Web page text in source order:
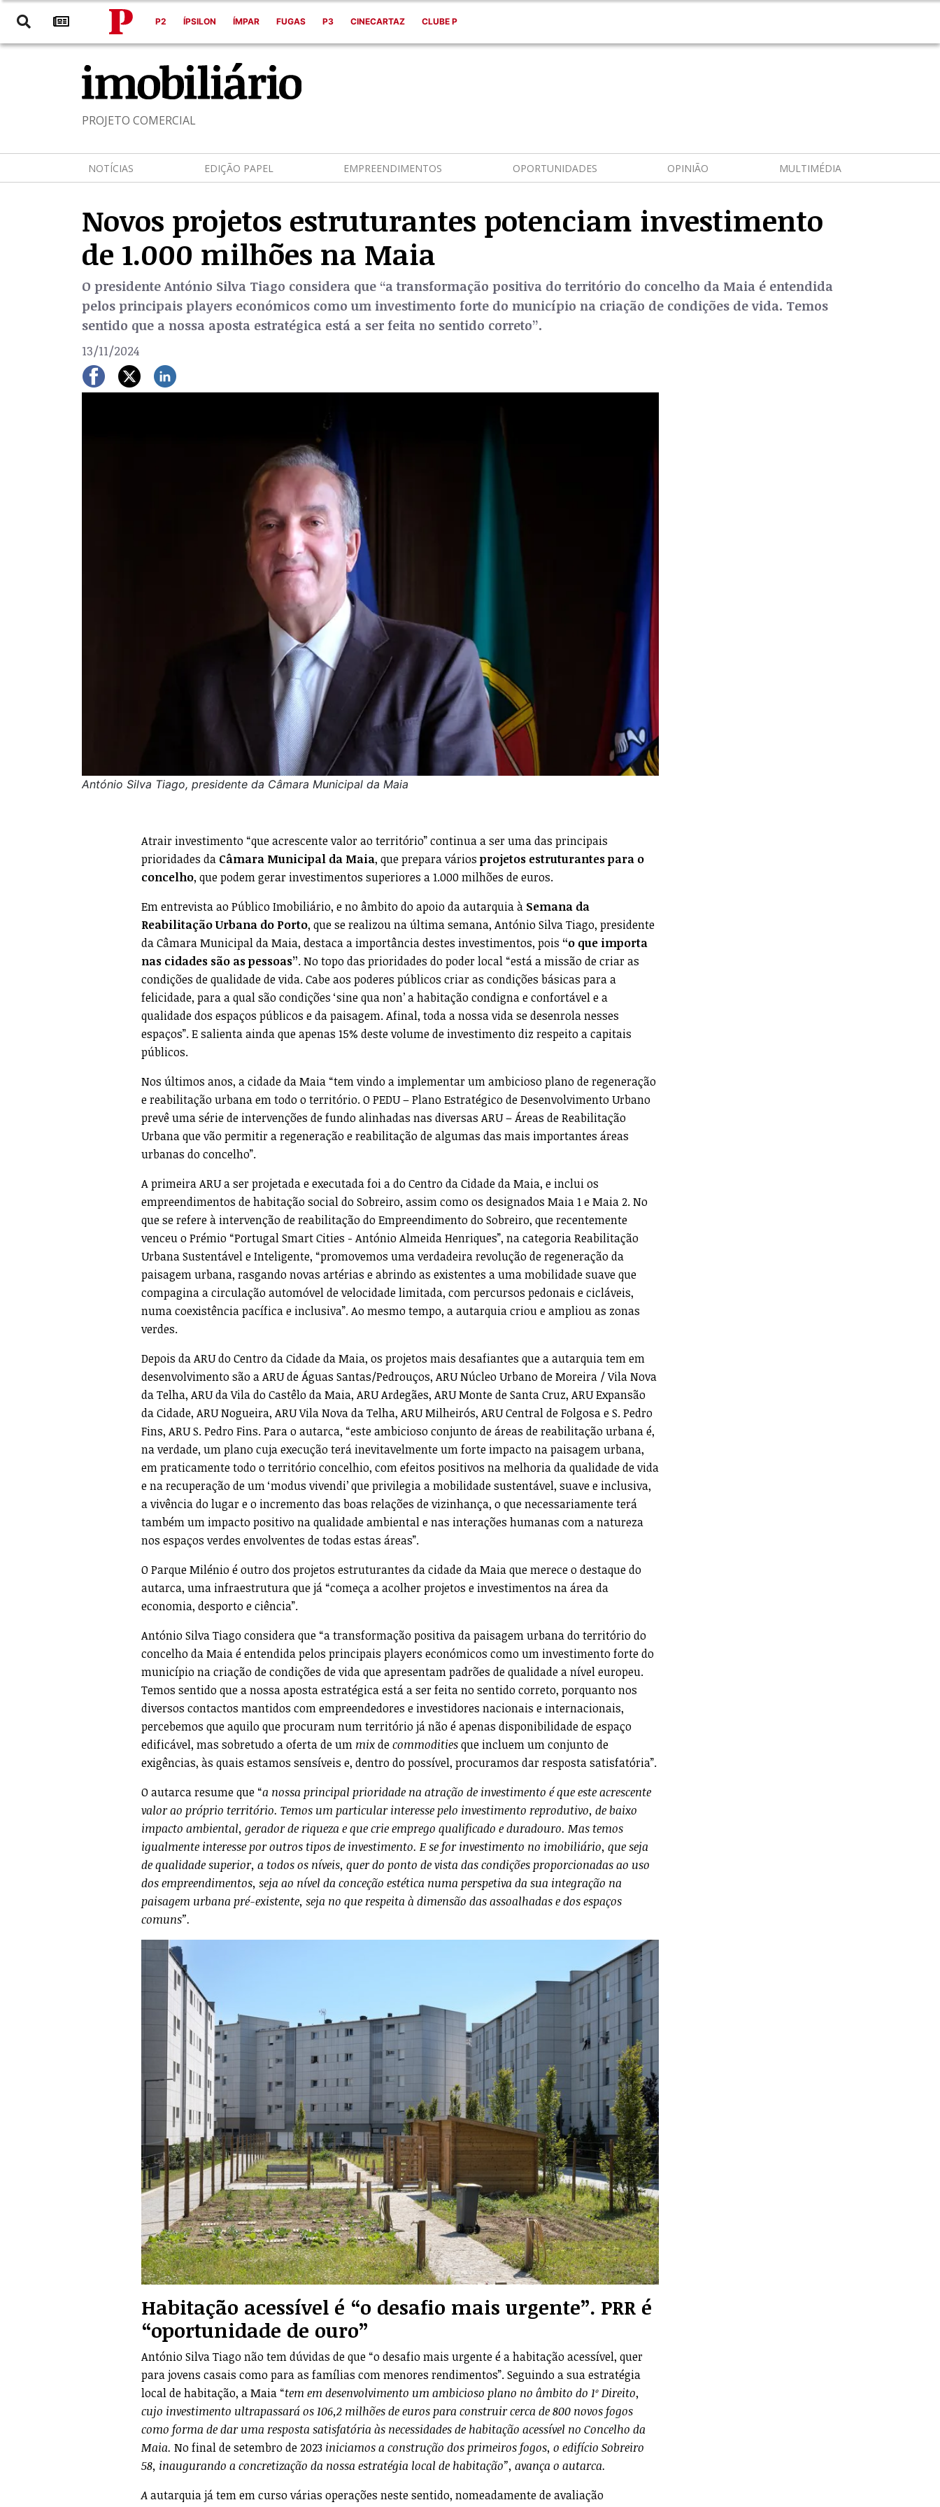
P2 ÍPSILON ÍMPAR FUGAS P3 CINECARTAZ CLUBE P
PROJETO COMERCIAL
NOTÍCIAS EDIÇÃO PAPEL EMPREENDIMENTOS OPORTUNIDADES OPINIÃO MULTIMÉDIA
Novos projetos estruturantes potenciam investimento
de 1.000 milhões na Maia
O presidente António Silva Tiago considera que “a transformação positiva do território do concelho da Maia é entendida
pelos principais players económicos como um investimento forte do município na criação de condições de vida. Temos
sentido que a nossa aposta estratégica está a ser feita no sentido correto”.
13/11/2024
António Silva Tiago, presidente da Câmara Municipal da Maia
Atrair investimento “que acrescente valor ao território” continua a ser uma das principais
prioridades da Câmara Municipal da Maia, que prepara vários projetos estruturantes para o
concelho, que podem gerar investimentos superiores a 1.000 milhões de euros.
Em entrevista ao Público Imobiliário, e no âmbito do apoio da autarquia à Semana da
Reabilitação Urbana do Porto, que se realizou na última semana, António Silva Tiago, presidente
da Câmara Municipal da Maia, destaca a importância destes investimentos, pois “o que importa
nas cidades são as pessoas”. No topo das prioridades do poder local “está a missão de criar as
condições de qualidade de vida. Cabe aos poderes públicos criar as condições básicas para a
felicidade, para a qual são condições ‘sine qua non’ a habitação condigna e confortável e a
qualidade dos espaços públicos e da paisagem. Afinal, toda a nossa vida se desenrola nesses
espaços”. E salienta ainda que apenas 15% deste volume de investimento diz respeito a capitais
públicos.
Nos últimos anos, a cidade da Maia “tem vindo a implementar um ambicioso plano de regeneração
e reabilitação urbana em todo o território. O PEDU – Plano Estratégico de Desenvolvimento Urbano
prevê uma série de intervenções de fundo alinhadas nas diversas ARU – Áreas de Reabilitação
Urbana que vão permitir a regeneração e reabilitação de algumas das mais importantes áreas
urbanas do concelho”.
A primeira ARU a ser projetada e executada foi a do Centro da Cidade da Maia, e inclui os
empreendimentos de habitação social do Sobreiro, assim como os designados Maia 1 e Maia 2. No
que se refere à intervenção de reabilitação do Empreendimento do Sobreiro, que recentemente
venceu o Prémio “Portugal Smart Cities - António Almeida Henriques”, na categoria Reabilitação
Urbana Sustentável e Inteligente, “promovemos uma verdadeira revolução de regeneração da
paisagem urbana, rasgando novas artérias e abrindo as existentes a uma mobilidade suave que
compagina a circulação automóvel de velocidade limitada, com percursos pedonais e cicláveis,
numa coexistência pacífica e inclusiva”. Ao mesmo tempo, a autarquia criou e ampliou as zonas
verdes.
Depois da ARU do Centro da Cidade da Maia, os projetos mais desafiantes que a autarquia tem em
desenvolvimento são a ARU de Águas Santas/Pedrouços, ARU Núcleo Urbano de Moreira / Vila Nova
da Telha, ARU da Vila do Castêlo da Maia, ARU Ardegães, ARU Monte de Santa Cruz, ARU Expansão
da Cidade, ARU Nogueira, ARU Vila Nova da Telha, ARU Milheirós, ARU Central de Folgosa e S. Pedro
Fins, ARU S. Pedro Fins. Para o autarca, “este ambicioso conjunto de áreas de reabilitação urbana é,
na verdade, um plano cuja execução terá inevitavelmente um forte impacto na paisagem urbana,
em praticamente todo o território concelhio, com efeitos positivos na melhoria da qualidade de vida
e na recuperação de um ‘modus vivendi’ que privilegia a mobilidade sustentável, suave e inclusiva,
a vivência do lugar e o incremento das boas relações de vizinhança, o que necessariamente terá
também um impacto positivo na qualidade ambiental e nas interações humanas com a natureza
nos espaços verdes envolventes de todas estas áreas”.
O Parque Milénio é outro dos projetos estruturantes da cidade da Maia que merece o destaque do
autarca, uma infraestrutura que já “começa a acolher projetos e investimentos na área da
economia, desporto e ciência”.
António Silva Tiago considera que “a transformação positiva da paisagem urbana do território do
concelho da Maia é entendida pelos principais players económicos como um investimento forte do
município na criação de condições de vida que apresentam padrões de qualidade a nível europeu.
Temos sentido que a nossa aposta estratégica está a ser feita no sentido correto, porquanto nos
diversos contactos mantidos com empreendedores e investidores nacionais e internacionais,
percebemos que aquilo que procuram num território já não é apenas disponibilidade de espaço
edificável, mas sobretudo a oferta de um mixdecommoditiesque incluem um conjunto de
exigências, às quais estamos sensíveis e, dentro do possível, procuramos dar resposta satisfatória”.
O autarca resume que “a nossa principal prioridade na atração de investimento é que este acrescente
valor ao próprio território. Temos um particular interesse pelo investimento reprodutivo, de baixo
impacto ambiental, gerador de riqueza e que crie emprego qualificado e duradouro. Mas temos
igualmente interesse por outros tipos de investimento. E se for investimento no imobiliário, que seja
de qualidade superior, a todos os níveis, quer do ponto de vista das condições proporcionadas ao uso
dos empreendimentos, seja ao nível da conceção estética numa perspetiva da sua integração na
paisagem urbana pré-existente, seja no que respeita à dimensão das assoalhadas e dos espaços
comuns”.
Habitação acessível é “o desafio mais urgente”. PRR é
“oportunidade de ouro”
António Silva Tiago não tem dúvidas de que “o desafio mais urgente é a habitação acessível, quer
para jovens casais como para as famílias com menores rendimentos”. Seguindo a sua estratégia
local de habitação, a Maia “tem em desenvolvimento um ambicioso plano no âmbito do 1º Direito,
cujo investimento ultrapassará os 106,2 milhões de euros para construir cerca de 800 novos fogos
como forma de dar uma resposta satisfatória às necessidades de habitação acessível no Concelho da
Maia. No final de setembro de 2023 iniciamos a construção dos primeiros fogos, o edifício Sobreiro
58, inaugurando a concretização da nossa estratégia local de habitação”, avança o autarca.
Aautarquia já tem em curso várias operações neste sentido, nomeadamente de avaliação